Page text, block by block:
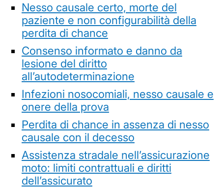
Nesso causale certo, morte del
paziente e non configurabilità della
perdita di chance
Consenso informato e danno da
lesione del diritto
all’autodeterminazione
Infezioni nosocomiali, nesso causale e
onere della prova
Perdita di chance in assenza di nesso
causale con il decesso
Assistenza stradale nell’assicurazione
moto: limiti contrattuali e diritti
dell’assicurato